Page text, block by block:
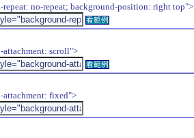
no-repeat; background-position: right top">
看範例
scroll">
看範例
fixed">